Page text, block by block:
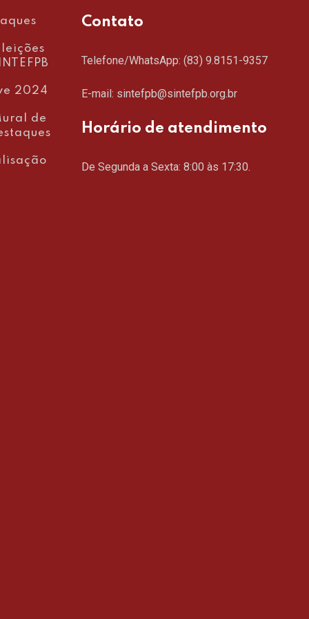
2024
de
Contato
Telefone/WhatsApp: (83) 9.8151-9357
E-mail: sintefpb@sintefpb.org.br
Horário de atendimento
De Segunda a Sexta: 8:00 às 17:30.